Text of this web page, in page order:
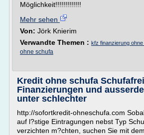
Möglichkeit!!!!!!!!!!!!!
Mehr sehen
Von: Jörk Knierim
Verwandte Themen : kfz finanzierung
ohne schufa
Kredit ohne schufa
Finanzierungen und
unter schlechter
http://sofortkredit-ohneschufa.com
auf l?stige Eintragungen nebst Typ
verzichten m?chten, suchen Sie mit dem